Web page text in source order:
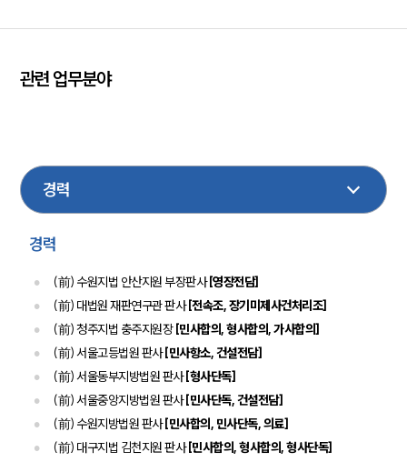
AI대륜
법률지식인
디지털포렌식 업무
압수수색 대응
전체
구성원 소개
디지털포렌식전문변호사
관련 업무분야
경력
(前) 수원지법 안산지원 부장판사[영장전담]
(前) 대법원 재판연구관 판사[전속조, 장기미제사건처리조]
(前) 청주지법 충주지원장[민사합의, 형사합의, 가사합의]
(前) 서울고등법원 판사[민사항소, 건설전담]
(前) 서울동부지방법원 판사[형사단독]
(前) 서울중앙지방법원 판사[민사단독, 건설전담]
(前) 수원지방법원 판사[민사합의, 민사단독, 의료]
(前) 대구지법 김천지원 판사[민사합의, 형사합의, 형사단독]